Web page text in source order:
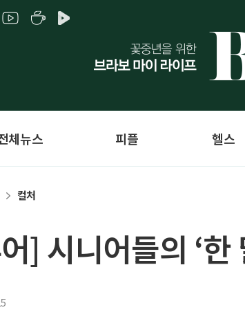
체뉴스 피플 헬스
컬처
] 시니어들의 ‘